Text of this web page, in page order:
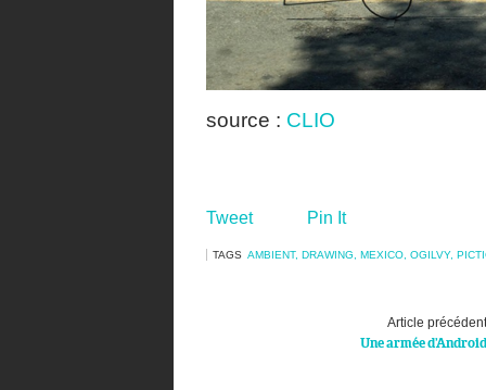
source : CLIO
Tweet Pin It
TAGS AMBIENT, DRAWING, MEXICO, OGILVY,
Article précédent
Une armée d’Android